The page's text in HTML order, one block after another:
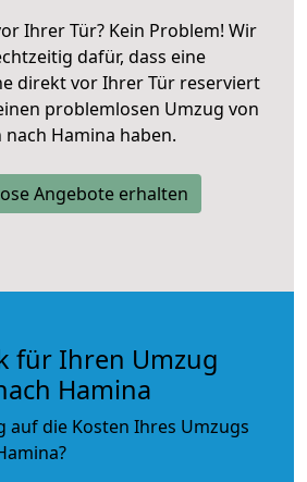
Ihrer Tür? Kein Problem! Wir
dafür, dass eine
direkt vor Ihrer Tür reserviert
problemlosen Umzug von
nach Hamina haben.
Angebote erhalten
für Ihren Umzug
Hamina
auf die Kosten Ihres Umzugs